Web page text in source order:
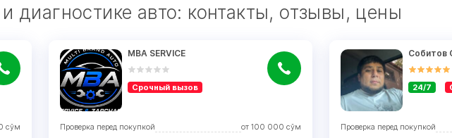
диагностике авто: контакты, отзывы, цены
сўм
MBA SERVICE
Срочный вызов
Проверка перед покупкой от 100 000 сўм
Собитов
24/7
Проверка перед покупкой